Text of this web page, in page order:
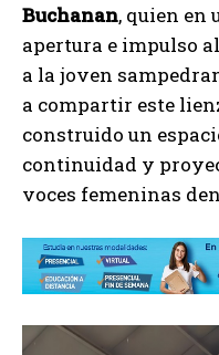
Buchanan, quien en
apertura e impulso
a la joven
a compartir este
construido un
continuidad y
voces femeninas